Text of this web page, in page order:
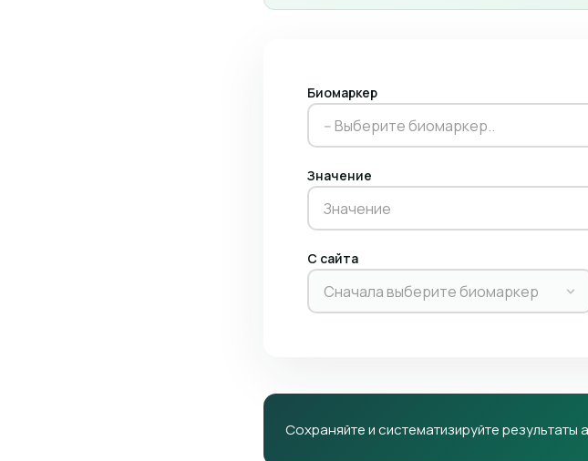
Биомаркер
-- Выберите биомаркер..
Значение
С сайта
Сначала выберите биомаркер
Сохраняйте и систематизируйте результаты